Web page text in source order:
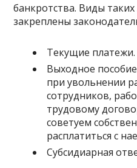
банкротства. Виды
закреплены
Текущие платежи.
Выходное
при увольнении
сотрудников,
трудовому
советуем
расплатиться с
Субсидиарная